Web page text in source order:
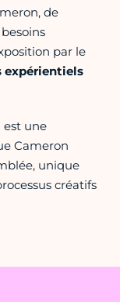
de
par le
est une
Cameron
unique
créatifs